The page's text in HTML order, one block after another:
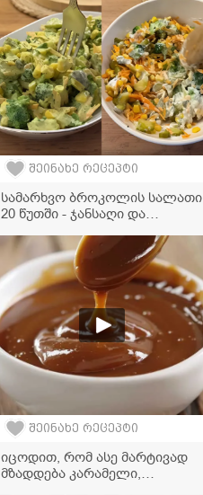
შეინახე რეცეპტი
სამარხვო ბროკოლის სალათი
20 წუთში - ჯანსაღი და
შეინახე რეცეპტი
იცოდით, რომ ასე მარტივად
მზადდება კარამელი,